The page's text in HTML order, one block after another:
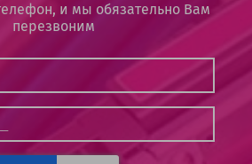
и мы обязательно Вам
перезвоним